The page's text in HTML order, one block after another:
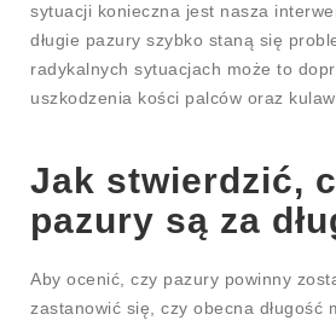
sytuacji konieczna jest nasza
długie pazury szybko staną się
radykalnych sytuacjach może to
uszkodzenia kości palców oraz
Jak stwierdzić,
pazury są za
Aby ocenić, czy pazury powinny
zastanowić się, czy obecna długość